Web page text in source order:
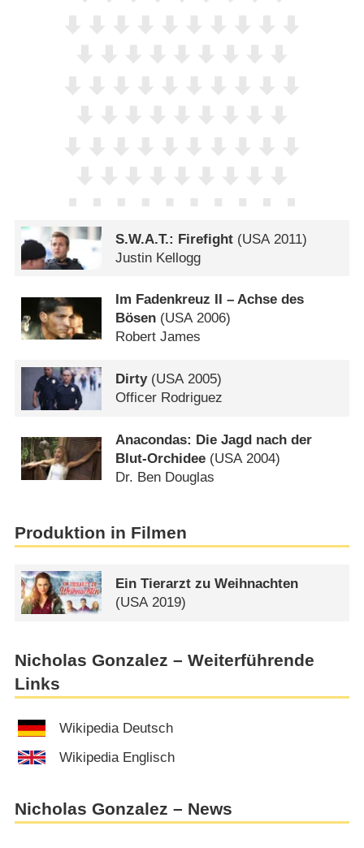
S.W.A.T.: Firefight (USA 2011)
Justin Kellogg
Im Fadenkreuz II – Achse des
Bösen (USA2006)
Robert James
Dirty(USA2005)
Officer Rodriguez
Anacondas: Die Jagd nach der
Blut-Orchidee (USA2004)
Dr. Ben Douglas
Produktion in Filmen
Ein Tierarzt zu Weihnachten
(USA 2019)
Nicholas Gonzalez – Weiterführende
Links
Wikipedia Deutsch
Wikipedia Englisch
Nicholas Gonzalez – News